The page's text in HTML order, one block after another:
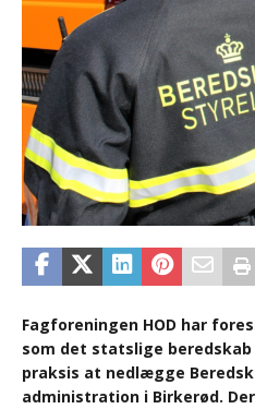
Fagforeningen HOD har
som det statslige
praksis at nedlægge
administration i Birkerød.